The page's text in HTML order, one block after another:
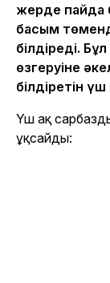
жерде пайда
басым
білдіреді.
өзгеруіне
білдіретін
Үш ақ
ұқсайды: